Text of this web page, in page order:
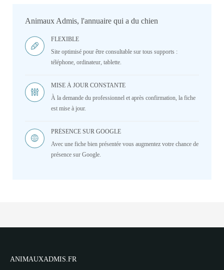
Animaux Admis, l'annuaire qui a du chien
FLEXIBLE
Site optimisé pour être consultable sur tous supports :
téléphone, ordinateur, tablette.
MISE À JOUR CONSTANTE
À la demande du professionnel et après confirmation, la fiche
est mise à jour.
PRÉSENCE SUR GOOGLE
Avec une fiche bien présentée vous augmentez votre chance de
présence sur Google.
ANIMAUXADMIS.FR